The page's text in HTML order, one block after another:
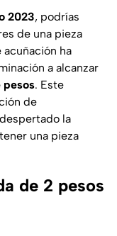
2023, podrías
de una pieza
ha
a alcanzar
pesos. Este
de
la
una pieza
de 2 pesos